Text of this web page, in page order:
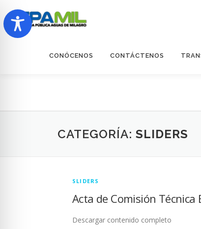
al
contenido
CONÓCENOS CONTÁCTENOS
CATEGORÍA: SLIDERS
SLIDERS
Acta de Comisión Técnica
Descargar contenido completo